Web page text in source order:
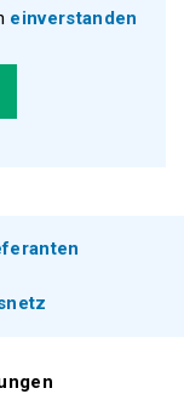
einverstanden